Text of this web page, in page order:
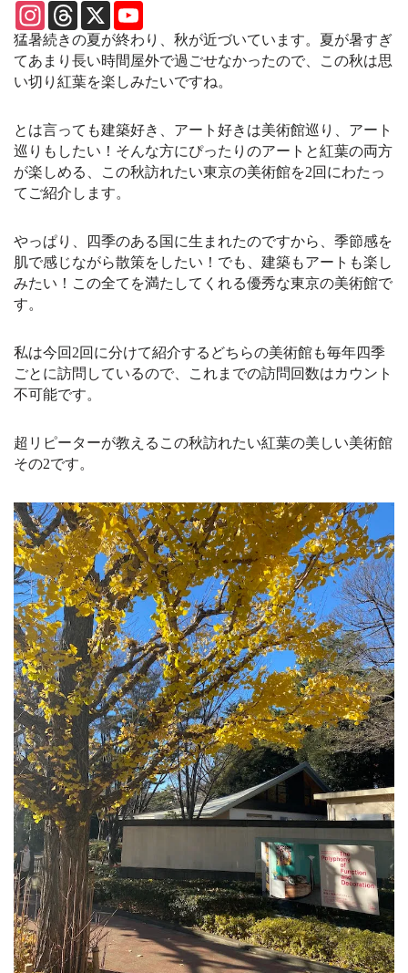
I
s
a
g
m
T
r
e
a
d
X
u
T
u
b
h
a
n
n
e
猛暑続きの夏が終わり、秋が近づいています。夏が暑すぎ
てあまり長い時間屋外で過ごせなかったので、この秋は思
い切り紅葉を楽しみたいですね。
とは言っても建築好き、アート好きは美術館巡り、アート
巡りもしたい！そんな方にぴったりのアートと紅葉の両方
が楽しめる、この秋訪れたい東京の美術館を2回にわたっ
てご紹介します。
やっぱり、四季のある国に生まれたのですから、季節感を
肌で感じながら散策をしたい！でも、建築もアートも楽し
みたい！この全てを満たしてくれる優秀な東京の美術館で
す。
私は今回2回に分けて紹介するどちらの美術館も毎年四季
ごとに訪問しているので、これまでの訪問回数はカウント
不可能です。
超リピーターが教えるこの秋訪れたい紅葉の美しい美術館
その2です。